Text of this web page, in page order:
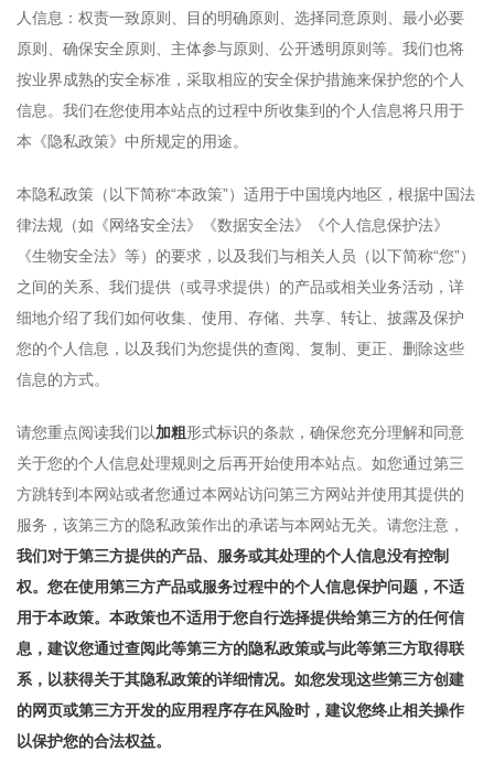
人信息：权责一致原则、目的明确原则、选择同意原则、最小必要
原则、确保安全原则、主体参与原则、公开透明原则等。我们也将
按业界成熟的安全标准，采取相应的安全保护措施来保护您的个人
信息。我们在您使用本站点的过程中所收集到的个人信息将只用于
本《隐私政策》中所规定的用途。
本隐私政策（以下简称“本政策”）适用于中国境内地区，根据中国法
律法规（如《网络安全法》《数据安全法》《个人信息保护法》
《生物安全法》等）的要求，以及我们与相关人员（以下简称“您”）
之间的关系、我们提供（或寻求提供）的产品或相关业务活动，详
细地介绍了我们如何收集、使用、存储、共享、转让、披露及保护
您的个人信息，以及我们为您提供的查阅、复制、更正、删除这些
信息的方式。
请您重点阅读我们以加粗形式标识的条款，确保您充分理解和同意
关于您的个人信息处理规则之后再开始使用本站点。如您通过第三
方跳转到本网站或者您通过本网站访问第三方网站并使用其提供的
服务，该第三方的隐私政策作出的承诺与本网站无关。请您注意，
我们对于第三方提供的产品、服务或其处理的个人信息没有控制
权。您在使用第三方产品或服务过程中的个人信息保护问题，不适
用于本政策。本政策也不适用于您自行选择提供给第三方的任何信
息，建议您通过查阅此等第三方的隐私政策或与此等第三方取得联
系，以获得关于其隐私政策的详细情况。如您发现这些第三方创建
的网页或第三方开发的应用程序存在风险时，建议您终止相关操作
以保护您的合法权益。